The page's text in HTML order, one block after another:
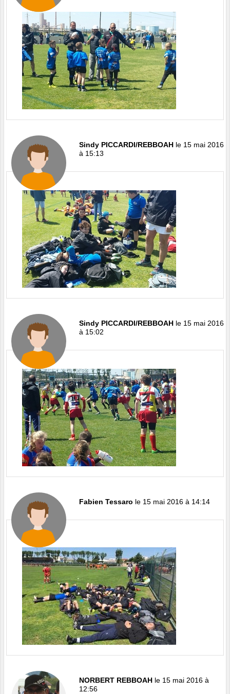
Sindy PICCARDI/REBBOAH le 15 mai 2016
à 15:13
Sindy PICCARDI/REBBOAH le 15 mai 2016
à 15:02
Fabien Tessaro le 15 mai 2016 à 14:14
NORBERT REBBOAH le 15 mai 2016 à
12:56